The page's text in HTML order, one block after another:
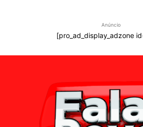
Anúncio
[pro_ad_display_adzone